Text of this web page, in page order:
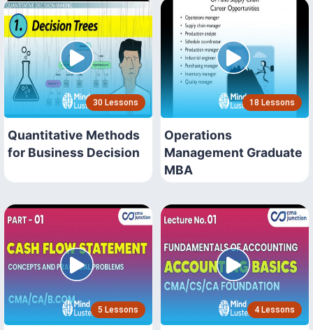
30 Lessons
Quantitative Methods
for Business Decision
18 Lessons
Operations
Management Graduate
MBA
5 Lessons 4 Lessons